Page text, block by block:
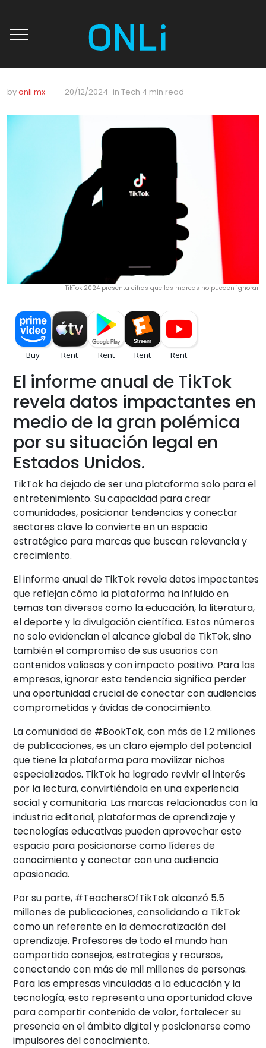
byonli mx 20/12/2024 in Tech 4 min read
TikTok 2024 presenta cifras que las marcas no pueden ignorar
El informe anual de TikTok
revela datos impactantes en
medio de la gran polémica
por su situación legal en
Estados Unidos.
TikTok ha dejado de ser una plataforma solo para el
entretenimiento. Su capacidad para crear
comunidades, posicionar tendencias y conectar
sectores clave lo convierte en un espacio
estratégico para marcas que buscan relevancia y
crecimiento.
El informe anual de TikTok revela datos impactantes
que reflejan cómo la plataforma ha influido en
temas tan diversos como la educación, la literatura,
el deporte y la divulgación científica. Estos números
no solo evidencian el alcance global de TikTok, sino
también el compromiso de sus usuarios con
contenidos valiosos y con impacto positivo. Para las
empresas, ignorar esta tendencia significa perder
una oportunidad crucial de conectar con audiencias
comprometidas y ávidas de conocimiento.
La comunidad de #BookTok, con más de 1.2 millones
de publicaciones, es un claro ejemplo del potencial
que tiene la plataforma para movilizar nichos
especializados. TikTok ha logrado revivir el interés
por la lectura, convirtiéndola en una experiencia
social y comunitaria. Las marcas relacionadas con la
industria editorial, plataformas de aprendizaje y
tecnologías educativas pueden aprovechar este
espacio para posicionarse como líderes de
conocimiento y conectar con una audiencia
apasionada.
Por su parte, #TeachersOfTikTok alcanzó 5.5
millones de publicaciones, consolidando a TikTok
como un referente en la democratización del
aprendizaje. Profesores de todo el mundo han
compartido consejos, estrategias y recursos,
conectando con más de mil millones de personas.
Para las empresas vinculadas a la educación y la
tecnología, esto representa una oportunidad clave
para compartir contenido de valor, fortalecer su
presencia en el ámbito digital y posicionarse como
impulsores del conocimiento.